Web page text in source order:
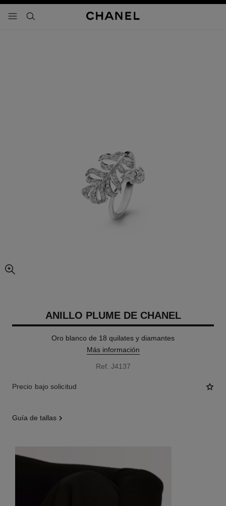
- navegación principal
buscar
imagen agrandada
ANILLO PLUME DE CHANEL
Oro blanco de 18 quilates y diamantes
Más información
Ref. J4137
Precio bajo solicitud
guía de tallas